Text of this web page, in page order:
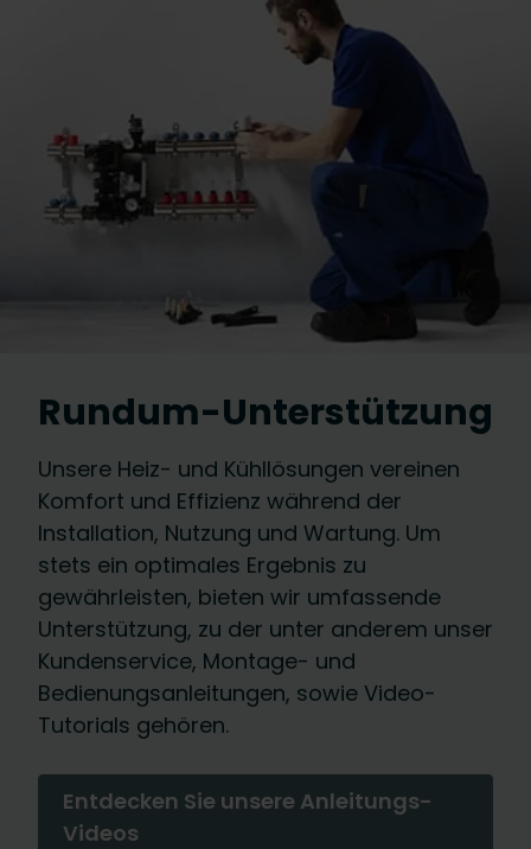
Rundum-Unterstützung
Unsere Heiz- und Kühllösungen vereinen
Komfort und Effizienz während der
Installation, Nutzung und Wartung. Um
stets ein optimales Ergebnis zu
gewährleisten, bieten wir umfassende
Unterstützung, zu der unter anderem unser
Kundenservice, Montage- und
Bedienungsanleitungen, sowie Video-
Tutorials gehören.
Entdecken Sie unsere Anleitungs-
Videos